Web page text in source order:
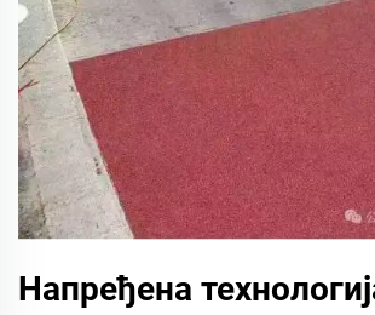
Напређена